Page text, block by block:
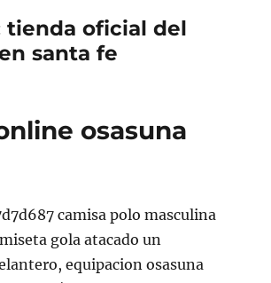
tienda oficial del
santa fe
osasuna
equipacion osasuna